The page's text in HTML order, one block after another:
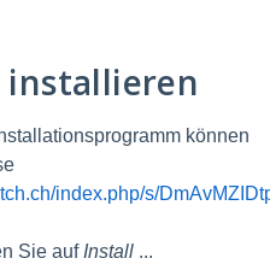
installieren
können
index.php/s/
Sie auf Install ...